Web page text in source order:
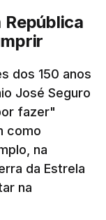
dos 150 anos
José Seguro
fazer"
como
na
da Estrela
na